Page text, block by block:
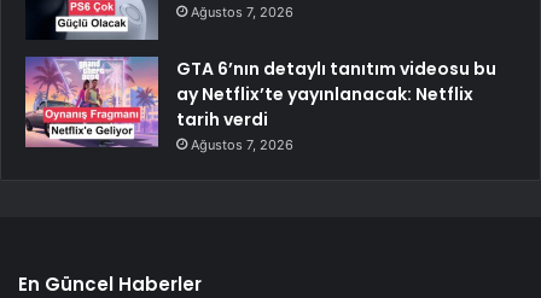
Ağustos 7, 2026
GTA 6’nın detaylı tanıtım videosu bu
ay Netflix’te yayınlanacak: Netflix
tarih verdi
Ağustos 7, 2026
En Güncel Haberler